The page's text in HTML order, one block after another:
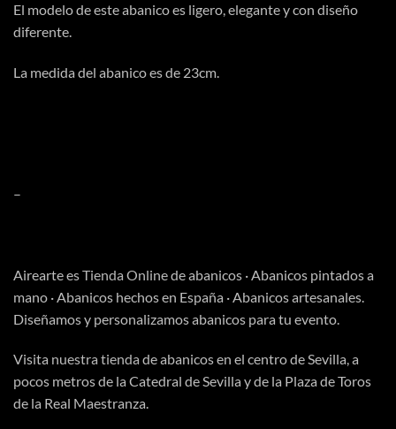
El modelo de este abanico es ligero, elegante y con diseño
diferente.
La medida del abanico es de 23cm.
–
Airearte esTienda Onlinede abanicos · Abanicos pintados a
mano · Abanicos hechos en España · Abanicos artesanales.
Diseñamos y personalizamos abanicos para tu evento.
Visita nuestra tienda de abanicos en el centro de Sevilla, a
pocos metros de la Catedral de Sevilla y de la Plaza de Toros
de la Real Maestranza.